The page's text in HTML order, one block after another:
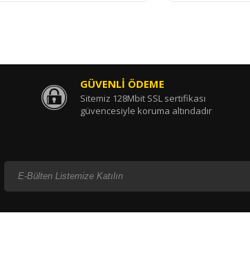
GÜVENLİ ÖDEME
Sitemiz 128Mbit SSL sertifikası
güvencesiyle koruma altındadır